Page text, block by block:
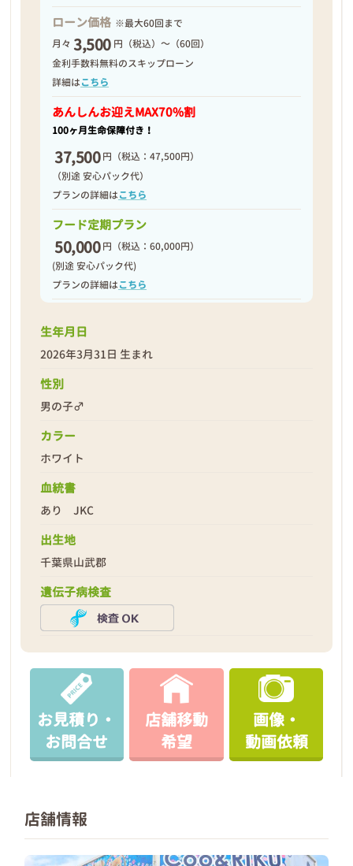
ローン価格 ※最大60回まで
月々 3,500 円（税込）～（60回）
金利手数料無料のスキップローン
詳細はこちら
あんしんお迎えMAX70%割
100ヶ月生命保障付き！
37,500 円 （税込：47,500円）
（別途 安心パック代）
プランの詳細はこちら
フード定期プラン
50,000 円 （税込：60,000円）
(別途 安心パック代)
プランの詳細はこちら
生年月日
2026年3月31日 生まれ
性別
男の子♂
カラー
ホワイト
血統書
あり JKC
出生地
千葉県山武郡
遺伝子病検査
お見積り・
お問合せ
店舗移動
希望
画像・
動画依頼
店舗情報